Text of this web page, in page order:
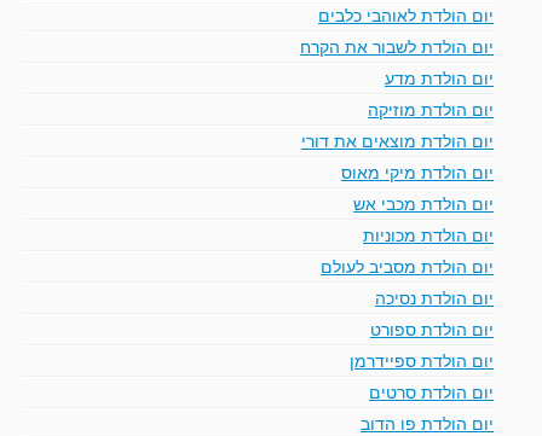
יום הולדת לאוהבי כלבים
יום הולדת לשבור את הקרח
יום הולדת מדע
יום הולדת מוזיקה
יום הולדת מוצאים את דורי
יום הולדת מיקי מאוס
יום הולדת מכבי אש
יום הולדת מכוניות
יום הולדת מסביב לעולם
יום הולדת נסיכה
יום הולדת ספורט
יום הולדת ספיידרמן
יום הולדת סרטים
יום הולדת פו הדוב